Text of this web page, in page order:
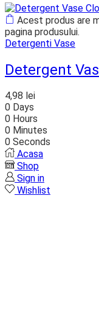
Acest produs are
pagina produsului.
Detergenti Vase
Detergent
4,98 lei
0 Days
0 Hours
0 Minutes
0 Seconds
Acasa
Shop
Sign in
Wishlist